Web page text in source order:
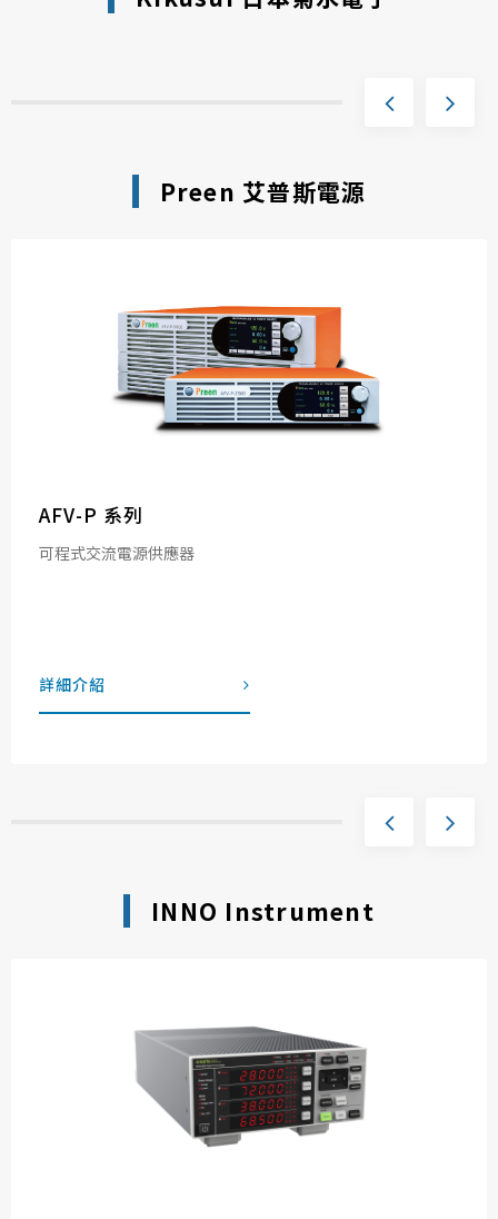
Preen 艾普斯電源
AFV-P 系列
可程式交流電源供應器
詳細介紹
INNO Instrument